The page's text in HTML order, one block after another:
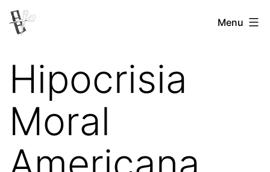
Pular
para
conteúdo
Revista
Menu
Hipocrisia
Moral